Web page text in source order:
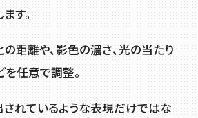
す。
の距離や、影色の濃さ、光の当たり
を任意で調整。
されているような表現だけではな